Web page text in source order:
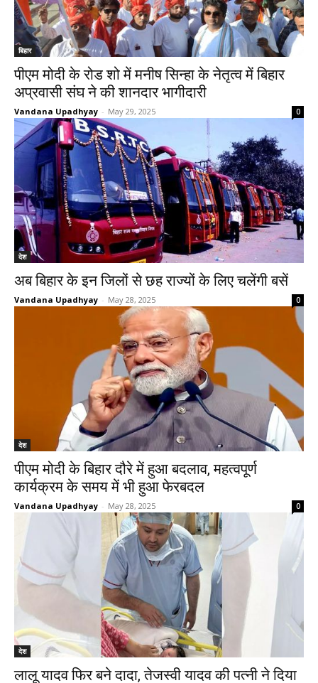
बिहार
पीएम मोदी के रोड शो में मनीष सिन्हा के नेतृत्व में बिहार
अप्रवासी संघ ने की शानदार भागीदारी
Vandana Upadhyay - May 29, 2025 0
देश
अब बिहार के इन जिलों से छह राज्यों के लिए चलेंगी बसें
Vandana Upadhyay - May 28, 2025 0
देश
पीएम मोदी के बिहार दौरे में हुआ बदलाव, महत्वपूर्ण
कार्यक्रम के समय में भी हुआ फेरबदल
Vandana Upadhyay - May 28, 2025 0
देश
लालू यादव फिर बने दादा, तेजस्वी यादव की पत्नी ने दिया